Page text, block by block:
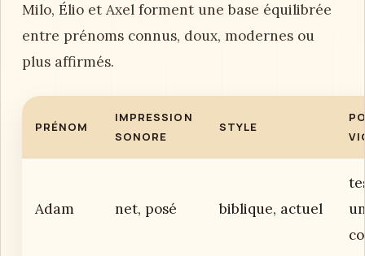
Milo, Élio et Axel forment une base équilibrée
entre prénoms connus, doux, modernes ou
plus affirmés.
PRÉNOM
IMPRESSION
SONORE
STYLE
Adam net, posé biblique, actuel